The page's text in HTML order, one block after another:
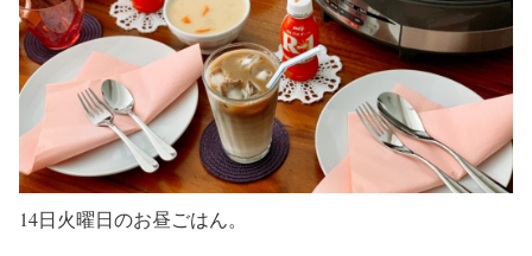
14日火曜日のお昼ごはん。